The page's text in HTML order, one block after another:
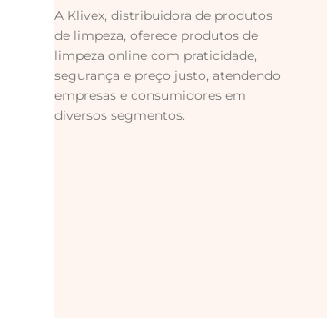
A Klivex, distribuidora de produtos
de limpeza, oferece produtos de
limpeza online com praticidade,
segurança e preço justo, atendendo
empresas e consumidores em
diversos segmentos.